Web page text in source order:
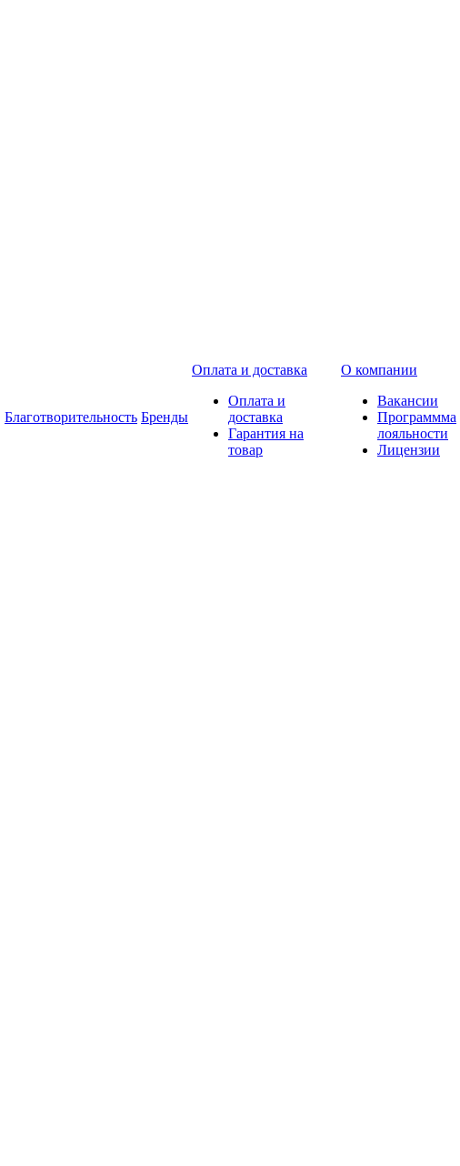
Благотворительность Бренды
Оплата и доставка
Оплата и
доставка
Гарантия на
товар
О компании
Вакансии
Программма
лояльности
Лицензии